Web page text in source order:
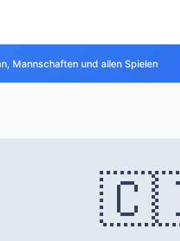
Mannschaften und allen Spielen